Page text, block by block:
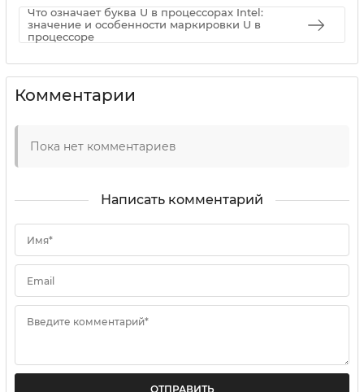
Что означает буква U в процессорах Intel:
значение и особенности маркировки U в
процессоре
Комментарии
Пока нет комментариев
Написать комментарий
Имя*
Email
Введите комментарий*
ОТПРАВИТЬ